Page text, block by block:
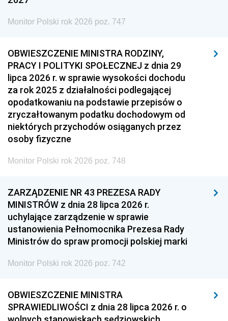
Monitor Polski rok 2026 poz. 747
OBWIESZCZENIE MINISTRA RODZINY,
PRACY I POLITYKI SPOŁECZNEJ z dnia 29
lipca 2026 r. w sprawie wysokości dochodu
za rok 2025 z działalności podlegającej
opodatkowaniu na podstawie przepisów o
zryczałtowanym podatku dochodowym od
niektórych przychodów osiąganych przez
osoby fizyczne
Monitor Polski rok 2026 poz. 748
ZARZĄDZENIE NR 43 PREZESA RADY
MINISTRÓW z dnia 28 lipca 2026 r.
uchylające zarządzenie w sprawie
ustanowienia Pełnomocnika Prezesa Rady
Ministrów do spraw promocji polskiej marki
Monitor Polski rok 2026 poz. 742
OBWIESZCZENIE MINISTRA
SPRAWIEDLIWOŚCI z dnia 28 lipca 2026 r. o